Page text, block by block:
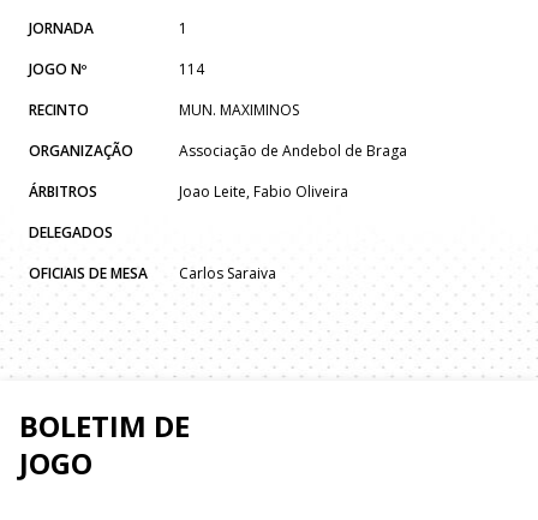
JORNADA
1
JOGO Nº
114
RECINTO
MUN. MAXIMINOS
ORGANIZAÇÃO
Associação de Andebol de Braga
ÁRBITROS
Joao Leite, Fabio Oliveira
DELEGADOS
OFICIAIS DE MESA
Carlos Saraiva
BOLETIM DE
JOGO